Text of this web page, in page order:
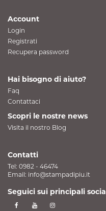
Account
Login
Registrati
Recupera password
Hai bisogno di aiuto?
Faq
Contattaci
Scopri le nostre news
Visita il nostro Blog
Contatti
Tel: 0982 - 46474
Email: info@stampadipiu.it
Seguici sui principali